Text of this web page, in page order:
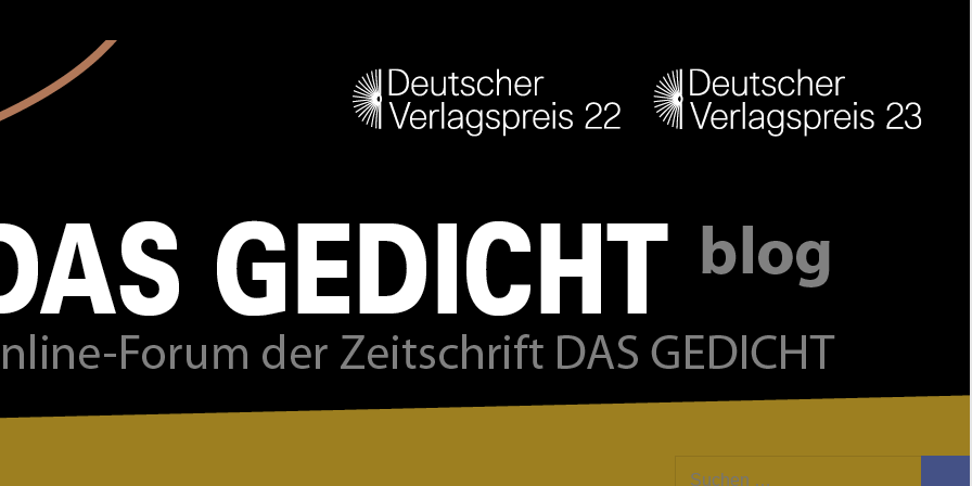
Suchen